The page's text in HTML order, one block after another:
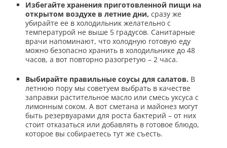
Избегайте хранения приготовленной пищи на
открытом воздухе в летние дни, сразу же
убирайте ее в холодильник желательно с
температурой не выше 5 градусов. Санитарные
врачи напоминают, что холодную готовую еду
можно безопасно хранить в холодильнике до 48
часов, а вот повторно разогретую – 2 часа.
Выбирайте правильные соусы для салатов. В
летнюю пору мы советуем выбрать в качестве
заправки растительное масло или смесь уксуса с
лимонным соком. А вот сметана и майонез могут
быть резервуарами для роста бактерий – от них
стоит отказаться или добавлять в готовое блюдо,
которое вы собираетесь тут же съесть.